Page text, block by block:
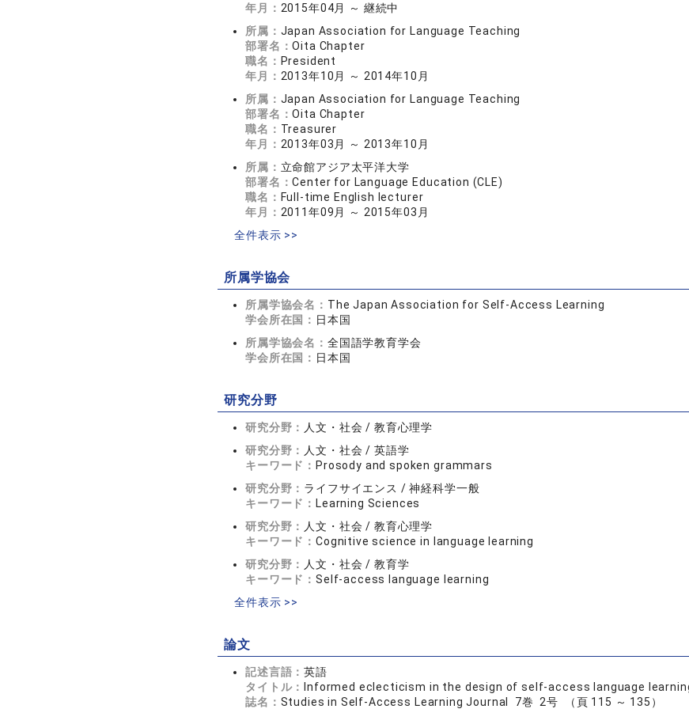
年月： 2015年04月 ～ 継続中
所属： Japan Association for Language Teaching
部署名：Oita Chapter
職名： President
年月： 2013年10月 ～ 2014年10月
所属： Japan Association for Language Teaching
部署名：Oita Chapter
職名： Treasurer
年月： 2013年03月 ～ 2013年10月
所属： 立命館アジア太平洋大学
部署名：Center for Language Education (CLE)
職名： Full-time English lecturer
年月： 2011年09月 ～ 2015年03月
全件表示 >>
所属学協会
所属学協会名： The Japan Association for Self-Access Learning
学会所在国： 日本国
所属学協会名： 全国語学教育学会
学会所在国： 日本国
研究分野
研究分野： 人文・社会 / 教育心理学
研究分野： 人文・社会 / 英語学
キーワード： Prosody and spoken grammars
研究分野： ライフサイエンス / 神経科学一般
キーワード： Learning Sciences
研究分野： 人文・社会 / 教育心理学
キーワード：Cognitive science in language learning
研究分野： 人文・社会 / 教育学
キーワード：Self-access language learning
全件表示 >>
論文
記述言語：英語
タイトル：
Informed eclecticism in the design of self-access language
誌名： Studies in Self-Access Learning Journal 7巻 2号 （頁 115 ～ 135）